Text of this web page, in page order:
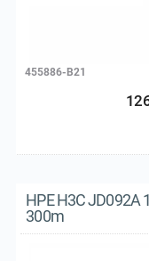
455886-B21
HPE H3C JD092A
300m